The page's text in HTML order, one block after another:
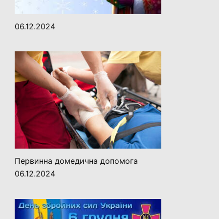
06.12.2024
Первинна домедична допомога
06.12.2024